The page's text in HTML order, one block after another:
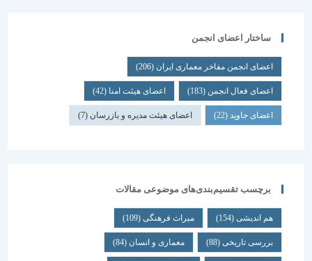
ساختار اعضای انجمن
اعضای انجمن مفاخر معماری ایران (206)
اعضای فعال انجمن(183) اعضای هیئت امنا(42)
اعضای جاوید(22) اعضای هیئت مدیره و بازرسان(7)
برچسب تقسیم‌بندی‌های موضوعی مقالات
هم اندیشی (154) میراث فرهنگی (109)
بررسی تاریخی (88) معماری و انسان (84)